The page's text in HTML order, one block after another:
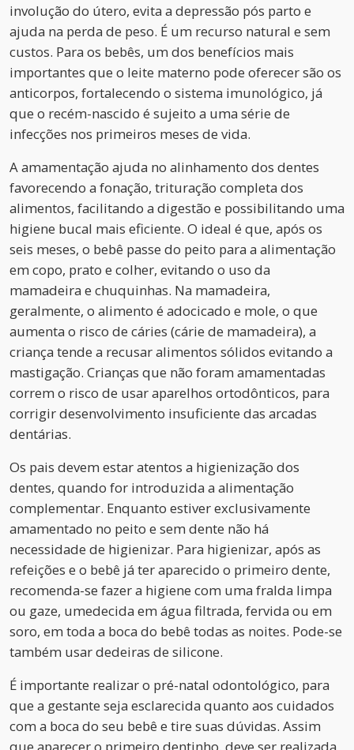
involução do útero, evita a depressão pós parto e
ajuda na perda de peso. É um recurso natural e sem
custos. Para os bebês, um dos benefícios mais
importantes que o leite materno pode oferecer são os
anticorpos, fortalecendo o sistema imunológico, já
que o recém-nascido é sujeito a uma série de
infecções nos primeiros meses de vida.
A amamentação ajuda no alinhamento dos dentes
favorecendo a fonação, trituração completa dos
alimentos, facilitando a digestão e possibilitando uma
higiene bucal mais eficiente. O ideal é que, após os
seis meses, o bebê passe do peito para a alimentação
em copo, prato e colher, evitando o uso da
mamadeira e chuquinhas. Na mamadeira,
geralmente, o alimento é adocicado e mole, o que
aumenta o risco de cáries (cárie de mamadeira), a
criança tende a recusar alimentos sólidos evitando a
mastigação. Crianças que não foram amamentadas
correm o risco de usar aparelhos ortodônticos, para
corrigir desenvolvimento insuficiente das arcadas
dentárias.
Os pais devem estar atentos a higienização dos
dentes, quando for introduzida a alimentação
complementar. Enquanto estiver exclusivamente
amamentado no peito e sem dente não há
necessidade de higienizar. Para higienizar, após as
refeições e o bebê já ter aparecido o primeiro dente,
recomenda-se fazer a higiene com uma fralda limpa
ou gaze, umedecida em água filtrada, fervida ou em
soro, em toda a boca do bebê todas as noites. Pode-se
também usar dedeiras de silicone.
É importante realizar o pré-natal odontológico, para
que a gestante seja esclarecida quanto aos cuidados
com a boca do seu bebê e tire suas dúvidas. Assim
que aparecer o primeiro dentinho, deve ser realizada